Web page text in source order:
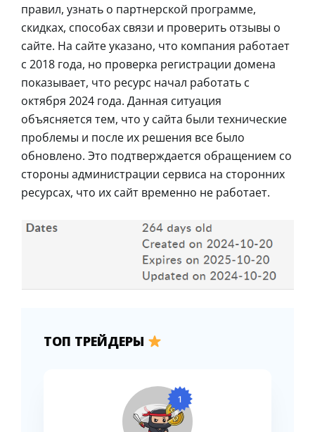
правил, узнать о партнерской программе,
скидках, способах связи и проверить отзывы о
сайте. На сайте указано, что компания работает
с 2018 года, но проверка регистрации домена
показывает, что ресурс начал работать с
октября 2024 года. Данная ситуация
объясняется тем, что у сайта были технические
проблемы и после их решения все было
обновлено. Это подтверждается обращением со
стороны администрации сервиса на сторонних
ресурсах, что их сайт временно не работает.
ТОП ТРЕЙДЕРЫ
1